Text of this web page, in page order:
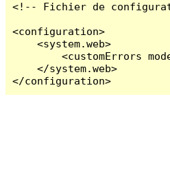
<!-- Fichier de
<configuration>
    <system.web>
<customErrors
    </system.web>
</configuration>